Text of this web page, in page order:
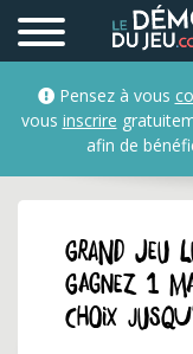
Pensez à vous
vous inscrire
afin de
GRAND
Gagnez 1
choix